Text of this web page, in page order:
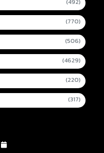
(492)
(770)
(506)
(4629)
(220)
(317)